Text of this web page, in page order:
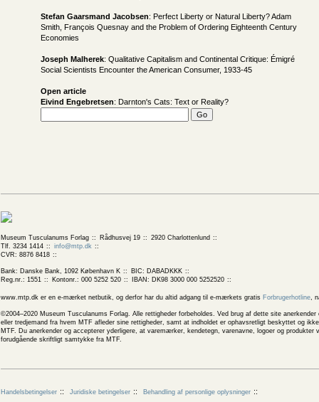
Stefan Gaarsmand Jacobsen: Perfect Liberty or Natural Liberty? Adam
Smith, François Quesnay and the Problem of Ordering Eighteenth Century
Economies
Joseph Malherek: Qualitative Capitalism and Continental Critique: Émigré
Social Scientists Encounter the American Consumer, 1933-45
Open article
Eivind Engebretsen: Darnton's Cats: Text or Reality?
Museum Tusculanums Forlag Rådhusvej 19
2920 Charlottenlund
Tlf. 3234 1414
info@mtp.dk
CVR: 8876 8418
Bank: Danske Bank, 1092 København K
BIC: DABADKKK
Reg.nr.: 1551
Kontonr.: 000 5252 520 IBAN: DK98 3000 000 5252520
www.mtp.dk er en e-mærket netbutik, og derfor har du altid adgang til e-mærkets gratis Forbrugerhotline,
©2004–2020 Museum Tusculanums Forlag. Alle rettigheder forbeholdes. Ved brug af dette site
eller tredjemand fra hvem MTF afleder sine rettigheder, samt at indholdet er ophavsretligt beskyttet og
MTF. Du anerkender og accepterer yderligere, at varemærker, kendetegn, varenavne, logoer og
forudgående skriftligt samtykke fra MTF.
Handelsbetingelser Juridiske betingelser Behandling af personlige oplysninger